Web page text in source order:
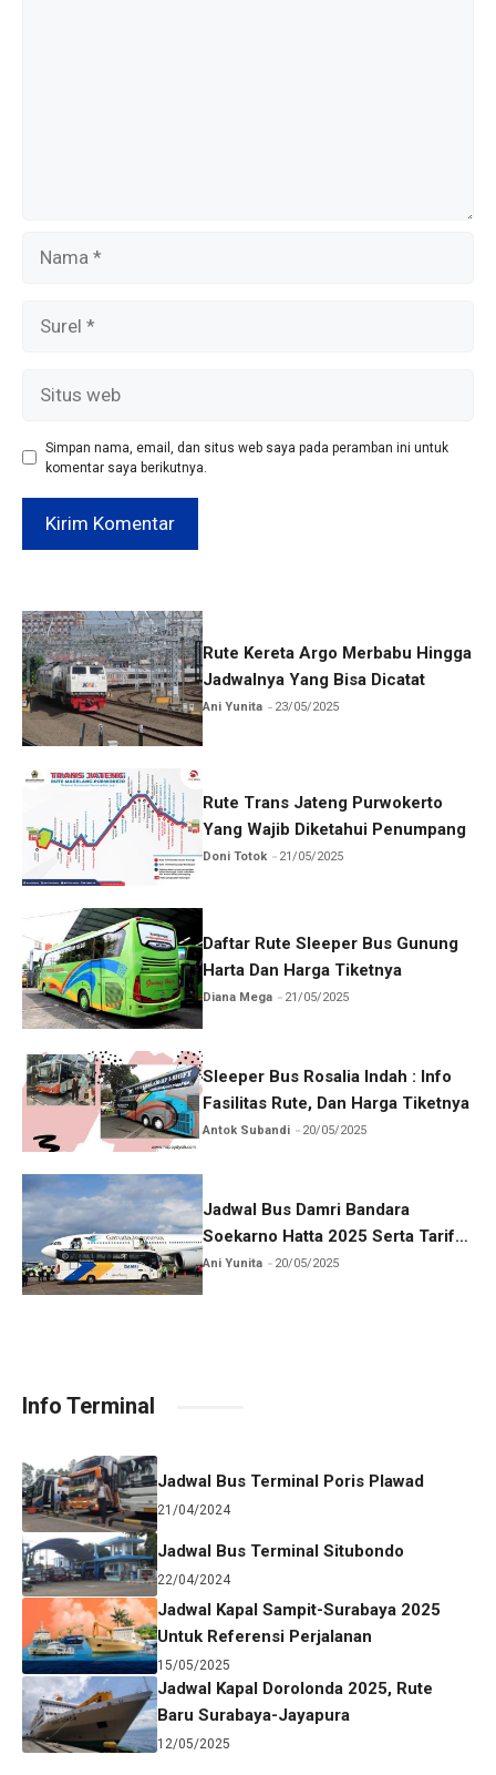
web
Simpan nama, email, dan situs web saya pada peramban ini untuk
komentar saya berikutnya.
Rute Kereta Argo Merbabu Hingga
Jadwalnya Yang Bisa Dicatat
Ani Yunita 23/05/2025
Rute Trans Jateng Purwokerto
Yang Wajib Diketahui Penumpang
Doni Totok 21/05/2025
Daftar Rute Sleeper Bus Gunung
Harta Dan Harga Tiketnya
Diana Mega 21/05/2025
Sleeper Bus Rosalia Indah : Info
Fasilitas Rute, Dan Harga Tiketnya
Antok Subandi 20/05/2025
Jadwal Bus Damri Bandara
Soekarno Hatta 2025 Serta Tarif
Dan Rutenya
Ani Yunita 20/05/2025
Info Terminal
Jadwal Bus Terminal Poris Plawad
21/04/2024
Jadwal Bus Terminal Situbondo
22/04/2024
Jadwal Kapal Sampit-Surabaya 2025
Untuk Referensi Perjalanan
15/05/2025
Jadwal Kapal Dorolonda 2025, Rute
Baru Surabaya-Jayapura
12/05/2025